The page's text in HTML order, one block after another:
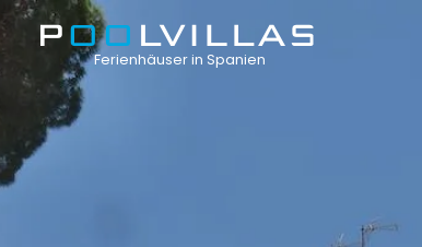
Ferienhäuser in Spanien